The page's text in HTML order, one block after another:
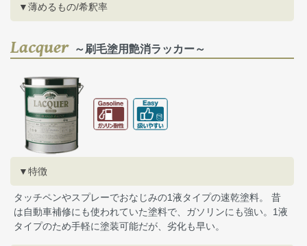
▼薄めるもの/希釈率
Lacquer～刷毛塗用艶消ラッカー～
▼特徴
タッチペンやスプレーでおなじみの1液タイプの速乾塗料。 昔
は自動車補修にも使われていた塗料で、ガソリンにも強い。1液
タイプのため手軽に塗装可能だが、劣化も早い。